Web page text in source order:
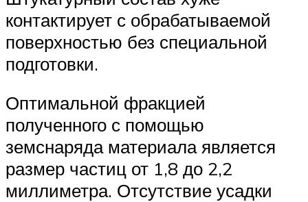
контактирует с обрабатываемой
поверхностью без специальной
подготовки.
Оптимальной фракцией
полученного с помощью
земснаряда материала является
размер частиц от 1,8 до 2,2
миллиметра. Отсутствие усадки